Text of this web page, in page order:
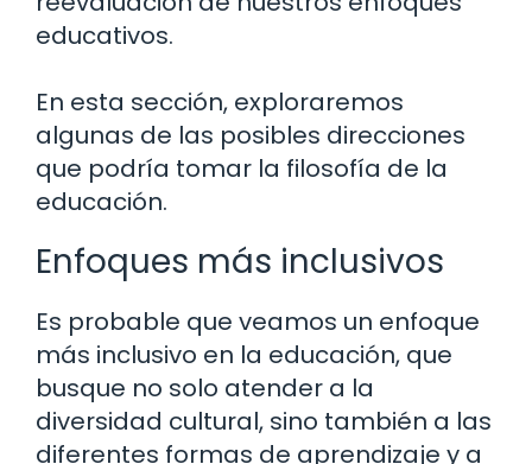
educativos.
En esta sección, exploraremos
algunas de las posibles direcciones
que podría tomar la filosofía de la
educación.
Enfoques más inclusivos
Es probable que veamos un enfoque
más inclusivo en la educación, que
busque no solo atender a la
diversidad cultural, sino también a las
diferentes formas de aprendizaje y a